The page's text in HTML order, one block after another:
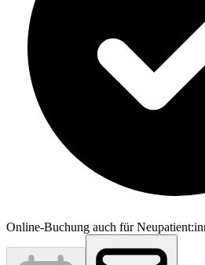
Online-Buchung auch für